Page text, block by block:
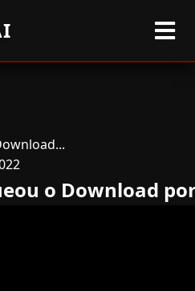
o Download